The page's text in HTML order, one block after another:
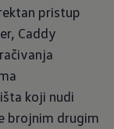
pristup
Caddy
koji nudi
brojnim drugim